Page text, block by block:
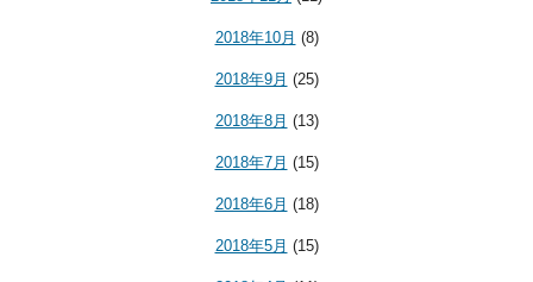
2018年10月 (8)
2018年9月 (25)
2018年8月 (13)
2018年7月 (15)
2018年6月 (18)
2018年5月 (15)